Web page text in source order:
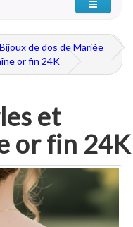
Bijoux de dos de Mariée
or fin 24K
et
or fin 24K